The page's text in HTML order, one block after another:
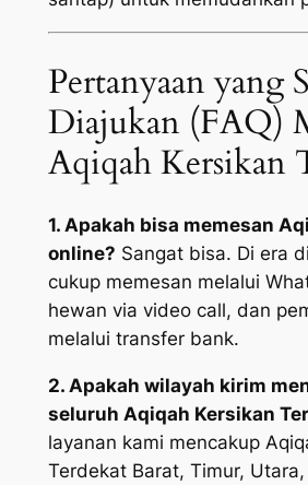
Pertanyaan yang
Diajukan (FAQ)
Aqiqah Kersikan
1. Apakah bisa memesan
online? Sangat bisa. Di era
cukup memesan melalui
hewan via video call, dan
melalui transfer bank.
2. Apakah wilayah kirim
seluruh Aqiqah Kersikan
layanan kami mencakup
Terdekat Barat, Timur,